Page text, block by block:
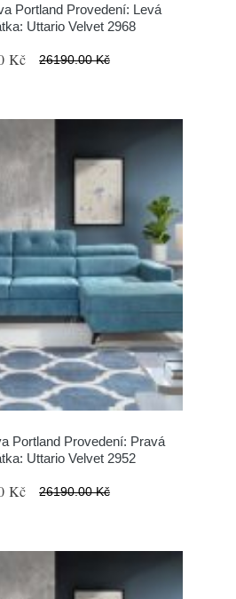
Portland Provedení: Levá
Uttario Velvet 2968
Kč 26190.00 Kč
Portland Provedení: Pravá
Uttario Velvet 2952
Kč 26190.00 Kč